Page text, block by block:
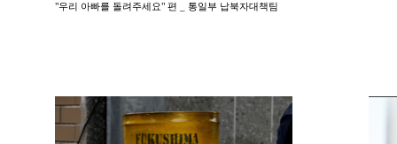
"우리 아빠를 돌려주세요" 편 _ 통일부 납북자대책팀